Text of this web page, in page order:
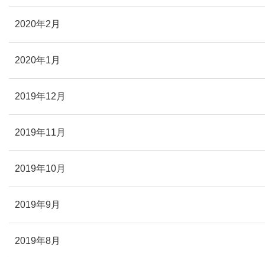
2020年2月
2020年1月
2019年12月
2019年11月
2019年10月
2019年9月
2019年8月